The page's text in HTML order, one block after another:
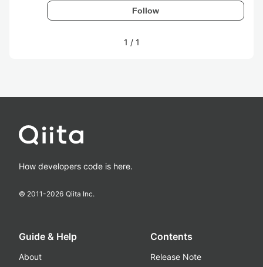
Follow
1 / 1
How developers code is here.
© 2011-2026 Qiita Inc.
Guide & Help
About
Contents
Release Note